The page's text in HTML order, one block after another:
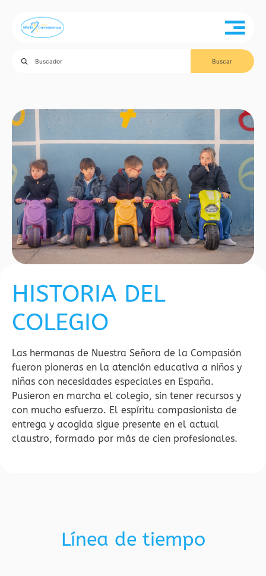
HISTORIA DEL
COLEGIO
Las hermanas de Nuestra Señora de la Compasión
fueron pioneras en la atención educativa a niños y
niñas con necesidades especiales en España.
Pusieron en marcha el colegio, sin tener recursos y
con mucho esfuerzo. El espíritu compasionista de
entrega y acogida sigue presente en el actual
claustro, formado por más de cien profesionales.
Línea de tiempo